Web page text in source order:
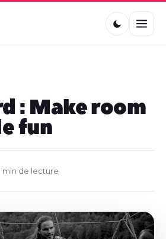
: Make room
fun
min de lecture